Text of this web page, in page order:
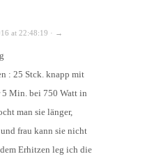
at 22:48:19 · →
: 25 Stck. knapp mit
5 Min. bei 750 Watt in
man sie länger,
frau kann sie nicht
Erhitzen leg ich die